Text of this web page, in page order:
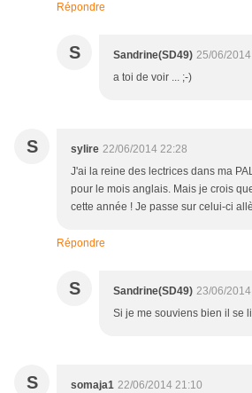
Répondre
S Sandrine(SD49) 25/06/
a toi de voir ... ;-)
S sylire 22/06/2014 22:28
J'ai la reine des lectrices dans ma
pour le mois anglais. Mais je crois
cette année ! Je passe sur celui-ci
Répondre
S Sandrine(SD49) 23/06/
Si je me souviens bien il se
S somaja1 22/06/2014 21:10